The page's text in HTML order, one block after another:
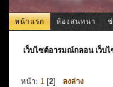
หน้าแรก ห้องสนทนา
เว็บไซต์อารมณ์กลอน เว็บ
หน้า: 1 [2] ลงล่าง